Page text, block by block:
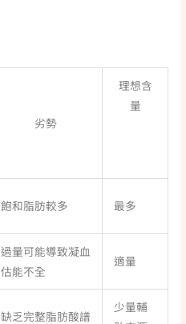
劣勢
理想含
量
飽和脂肪較多 最多
過量可能導致凝血
估能不全
適量
缺乏完整脂肪酸譜
少量輔